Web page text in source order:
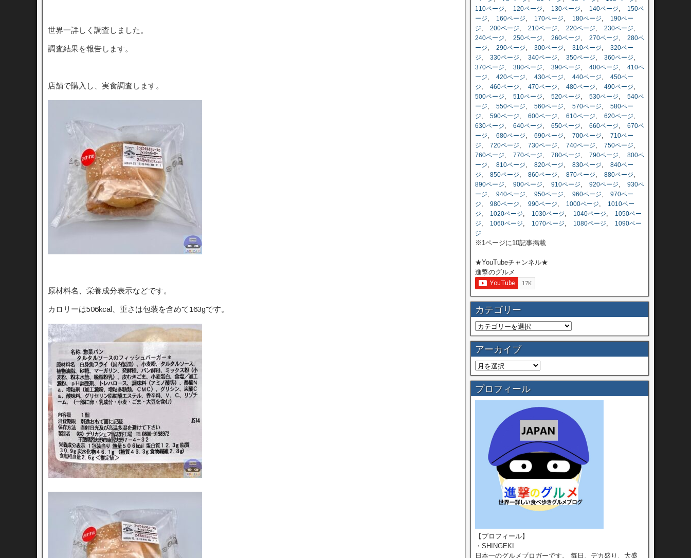
世界一詳しく調査しました。
調査結果を報告します。
店舗で購入し、実食調査します。
原材料名、栄養成分表示などです。
カロリーは506kcal、重さは包装を含めて163gです。
110ページ, 120ページ, 130ページ, 140ページ,
150ペ
ージ, 160ページ, 170ページ, 180ページ,
190ペー
ジ, 200ページ, 210ページ, 220ページ, 230ページ,
240ページ, 250ページ, 260ページ, 270ページ, 280ペ
ージ, 290ページ, 300ページ, 310ページ, 320ペー
ジ, 330ページ, 340ページ, 350ページ, 360ページ,
370ページ, 380ページ, 390ページ, 400ページ, 410ペ
ージ, 420ページ, 430ページ, 440ページ, 450ペー
ジ, 460ページ, 470ページ, 480ページ, 490ページ,
500ページ, 510ページ, 520ページ, 530ページ, 540ペ
ージ, 550ページ, 560ページ, 570ページ, 580ペー
ジ, 590ページ, 600ページ, 610ページ, 620ページ,
630ページ, 640ページ, 650ページ, 660ページ, 670ペ
ージ, 680ページ, 690ページ, 700ページ, 710ペー
ジ, 720ページ, 730ページ, 740ページ, 750ページ,
760ページ, 770ページ, 780ページ, 790ページ, 800ペ
ージ, 810ページ, 820ページ, 830ページ, 840ペー
ジ, 850ページ, 860ページ, 870ページ, 880ページ,
890ページ, 900ページ, 910ページ, 920ページ, 930ペ
ージ, 940ページ, 950ページ, 960ページ, 970ペー
ジ, 980ページ, 990ページ, 1000ページ,
1010ペー
ジ, 1020ページ, 1030ページ, 1040ページ,
1050ペー
ジ, 1060ページ, 1070ページ, 1080ページ,
1090ペー
ジ
※1ページに10記事掲載
★YouTubeチャンネル★
進撃のグルメ
カテゴリー
アーカイブ
プロフィール
【プロフィール】
・SHINGEKI
日本一のグルメブロガーです。 毎日、デカ盛り、大盛